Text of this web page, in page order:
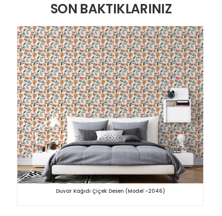
SON BAKTIKLARINIZ
Duvar Kağıdı Çiçek Desen (Model -2046)